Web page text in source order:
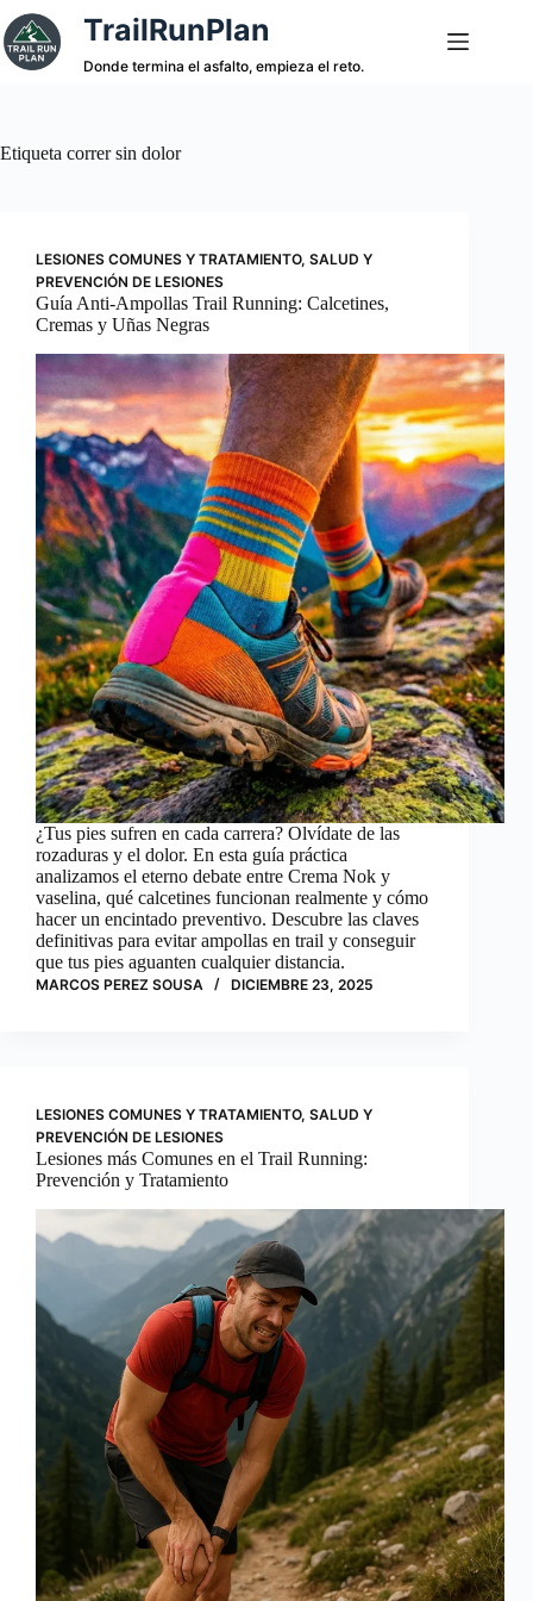
Saltar
al
contenido
TrailRunPlan
Donde termina el asfalto, empieza el reto.
Etiqueta correr sin dolor
LESIONES COMUNES Y TRATAMIENTO, SALUD Y
PREVENCIÓN DE LESIONES
Guía Anti-Ampollas Trail Running: Calcetines,
Cremas y Uñas Negras
¿Tus pies sufren en cada carrera? Olvídate de las
rozaduras y el dolor. En esta guía práctica
analizamos el eterno debate entre Crema Nok y
vaselina, qué calcetines funcionan realmente y cómo
hacer un encintado preventivo. Descubre las claves
definitivas para evitar ampollas en trail y conseguir
que tus pies aguanten cualquier distancia.
MARCOS PEREZ SOUSA DICIEMBRE 23, 2025
LESIONES COMUNES Y TRATAMIENTO, SALUD Y
PREVENCIÓN DE LESIONES
Lesiones más Comunes en el Trail Running:
Prevención y Tratamiento